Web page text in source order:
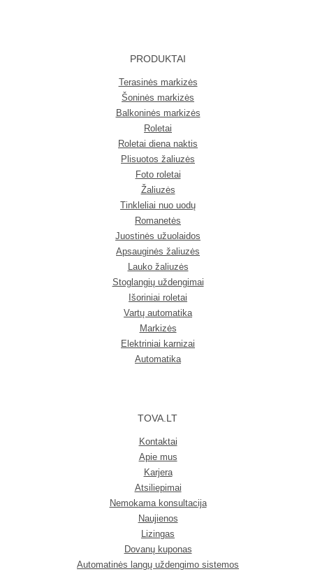
PRODUKTAI
Terasinės markizės
Šoninės markizės
Balkoninės markizės
Roletai
Roletai diena naktis
Plisuotos žaliuzės
Foto roletai
Žaliuzės
Tinkleliai nuo uodų
Romanetės
Juostinės užuolaidos
Apsauginės žaliuzės
Lauko žaliuzės
Stoglangių uždengimai
Išoriniai roletai
Vartų automatika
Markizės
Elektriniai karnizai
Automatika
TOVA.LT
Kontaktai
Apie mus
Karjera
Atsiliepimai
Nemokama konsultacija
Naujienos
Lizingas
Dovanų kuponas
Automatinės langų uždengimo sistemos